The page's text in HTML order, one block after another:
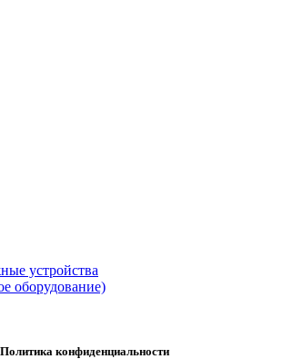
устройства
оборудование)
Политика конфиденциальности